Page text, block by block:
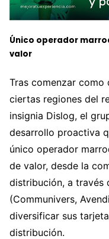
Único operador
valor
Tras comenzar como
ciertas regiones del
insignia Dislog, el
desarrollo proactiva
único operador
de valor, desde la
distribución, a través
(Communivers,
diversificar sus
distribución.